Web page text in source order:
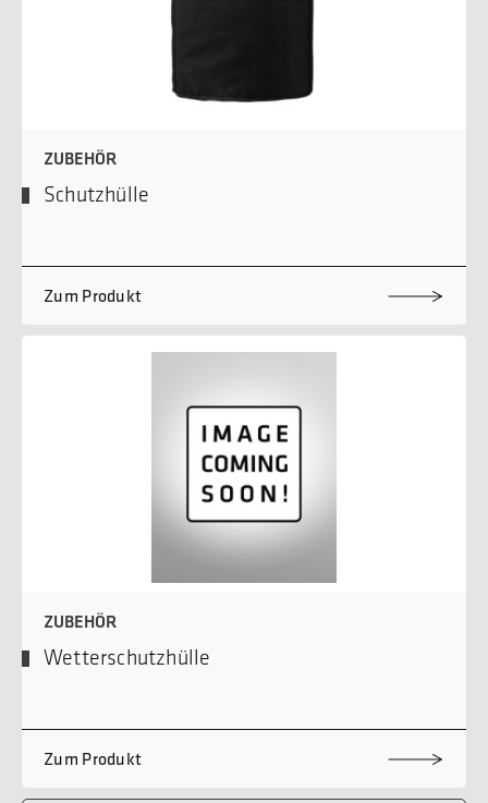
ZUBEHÖR
Schutzhülle
Zum Produkt
ZUBEHÖR
Wetterschutzhülle
Zum Produkt